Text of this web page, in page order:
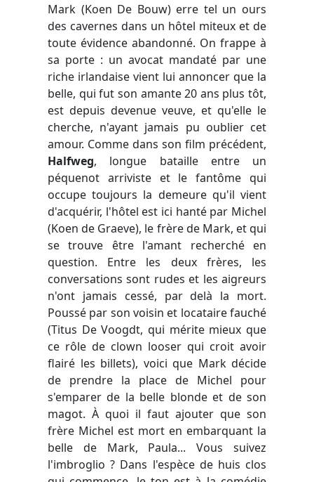
Mark (Koen De Bouw) erre tel un ours
des cavernes dans un hôtel miteux et de
toute évidence abandonné. On frappe à
sa porte : un avocat mandaté par une
riche irlandaise vient lui annoncer que la
belle, qui fut son amante 20 ans plus tôt,
est depuis devenue veuve, et qu'elle le
cherche, n'ayant jamais pu oublier cet
amour. Comme dans son film précédent,
Halfweg, longue bataille entre un
péquenot arriviste et le fantôme qui
occupe toujours la demeure qu'il vient
d'acquérir, l'hôtel est ici hanté par Michel
(Koen de Graeve), le frère de Mark, et qui
se trouve être l'amant recherché en
question. Entre les deux frères, les
conversations sont rudes et les aigreurs
n'ont jamais cessé, par delà la mort.
Poussé par son voisin et locataire fauché
(Titus De Voogdt, qui mérite mieux que
ce rôle de clown looser qui croit avoir
flairé les billets), voici que Mark décide
de prendre la place de Michel pour
s'emparer de la belle blonde et de son
magot. À quoi il faut ajouter que son
frère Michel est mort en embarquant la
belle de Mark, Paula... Vous suivez
l'imbroglio ? Dans l'espèce de huis clos